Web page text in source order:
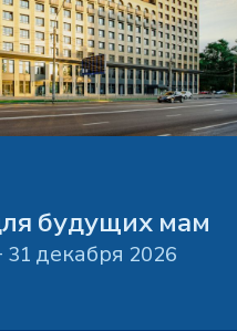
будущих мам
31 декабря 2026